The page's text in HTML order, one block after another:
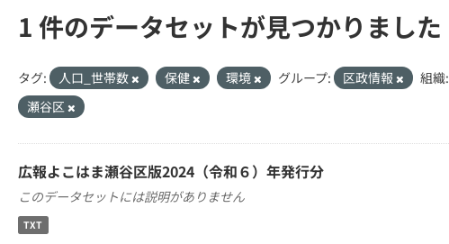
1 件のデータセットが見つかりました
タグ: 人口_世帯数 保健 環境 グループ: 区政情報
組織:
瀬谷区
広報よこはま瀬谷区版2024（令和６）年発行分
このデータセットには説明がありません
TXT